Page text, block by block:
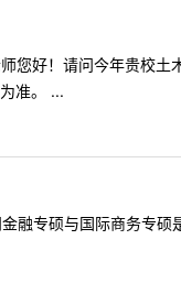
好！请问今年贵校土
准。 ...
专硕与国际商务专硕